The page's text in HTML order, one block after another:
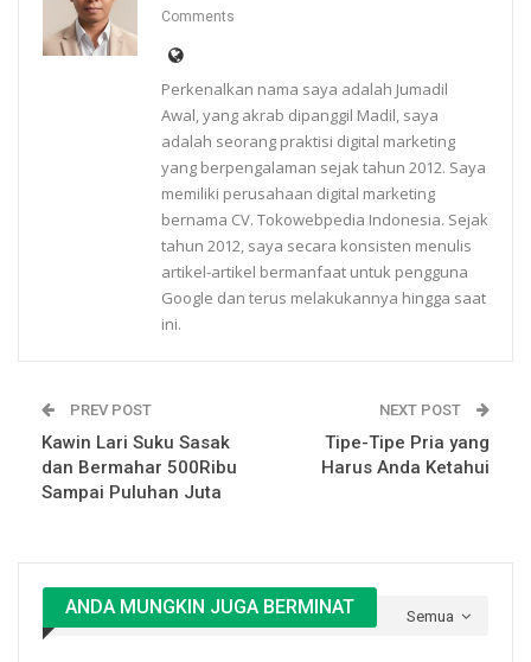
Comments
Perkenalkan nama saya adalah Jumadil
Awal, yang akrab dipanggil Madil, saya
adalah seorang praktisi digital marketing
yang berpengalaman sejak tahun 2012. Saya
memiliki perusahaan digital marketing
bernama CV. Tokowebpedia Indonesia. Sejak
tahun 2012, saya secara konsisten menulis
artikel-artikel bermanfaat untuk pengguna
Google dan terus melakukannya hingga saat
ini.
PREV POST
Kawin Lari Suku Sasak
dan Bermahar 500Ribu
Sampai Puluhan Juta
NEXT POST
Tipe-Tipe Pria yang
Harus Anda Ketahui
Semua
ANDA MUNGKIN JUGA BERMINAT